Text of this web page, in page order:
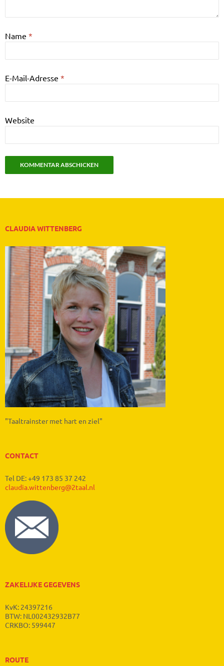
Name *
E-Mail-Adresse *
Website
CLAUDIA WITTENBERG
"Taaltrainster met hart en ziel"
CONTACT
Tel DE: +49 173 85 37 242
claudia.wittenberg@2taal.nl
ZAKELIJKE GEGEVENS
KvK: 24397216
BTW: NL002432932B77
CRKBO: 599447
ROUTE